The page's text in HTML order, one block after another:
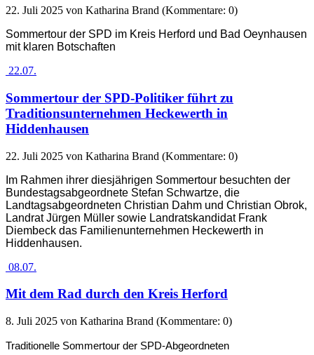
22. Juli 2025 von Katharina Brand (Kommentare: 0)
Sommertour der SPD im Kreis Herford und Bad Oeynhausen
mit klaren Botschaften
22.07.
Sommertour der SPD-Politiker führt zu
Traditionsunternehmen Heckewerth in
Hiddenhausen
22. Juli 2025 von Katharina Brand (Kommentare: 0)
Im Rahmen ihrer diesjährigen Sommertour besuchten der
Bundestagsabgeordnete Stefan Schwartze, die
Landtagsabgeordneten Christian Dahm und Christian Obrok,
Landrat Jürgen Müller sowie Landratskandidat Frank
Diembeck das Familienunternehmen Heckewerth in
Hiddenhausen.
08.07.
Mit dem Rad durch den Kreis Herford
8. Juli 2025 von Katharina Brand (Kommentare: 0)
Traditionelle Sommertour der SPD-Abgeordneten